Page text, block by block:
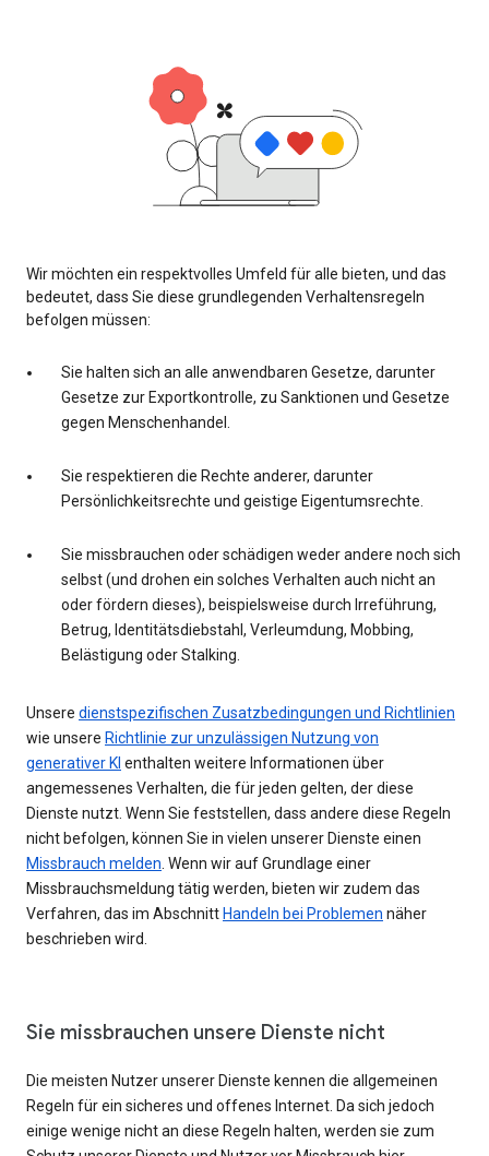
Wir möchten ein respektvolles Umfeld für alle bieten, und das
bedeutet, dass Sie diese grundlegenden Verhaltensregeln
befolgen müssen:
Sie halten sich an alle anwendbaren Gesetze, darunter
Gesetze zur Exportkontrolle, zu Sanktionen und Gesetze
gegen Menschenhandel.
Sie respektieren die Rechte anderer, darunter
Persönlichkeitsrechte und geistige Eigentumsrechte.
Sie missbrauchen oder schädigen weder andere noch sich
selbst (und drohen ein solches Verhalten auch nicht an
oder fördern dieses), beispielsweise durch Irreführung,
Betrug, Identitätsdiebstahl, Verleumdung, Mobbing,
Belästigung oder Stalking.
Unsere dienstspezifischen Zusatzbedingungen und Richtlinien
wie unsere Richtlinie zur unzulässigen Nutzung von
generativer KI enthalten weitere Informationen über
angemessenes Verhalten, die für jeden gelten, der diese
Dienste nutzt. Wenn Sie feststellen, dass andere diese Regeln
nicht befolgen, können Sie in vielen unserer Dienste einen
Missbrauch melden. Wenn wir auf Grundlage einer
Missbrauchsmeldung tätig werden, bieten wir zudem das
Verfahren, das im Abschnitt Handeln bei Problemen näher
beschrieben wird.
Sie missbrauchen unsere Dienste nicht
Die meisten Nutzer unserer Dienste kennen die allgemeinen
Regeln für ein sicheres und offenes Internet. Da sich jedoch
einige wenige nicht an diese Regeln halten, werden sie zum